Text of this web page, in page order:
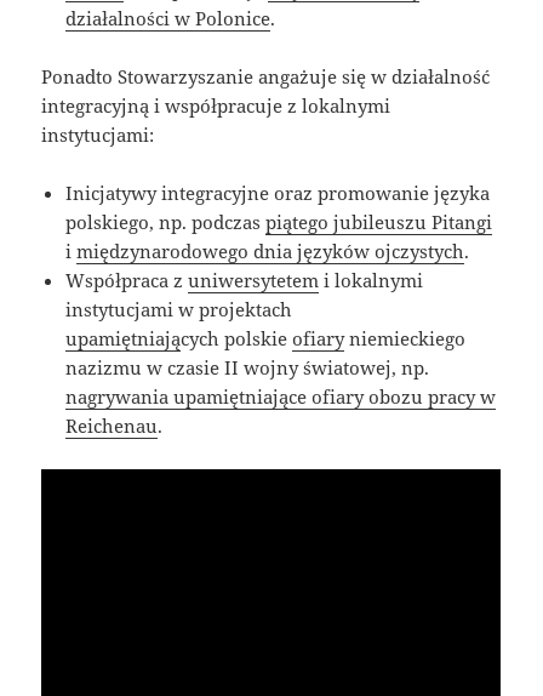
działalności w Polonice.
Ponadto Stowarzyszanie angażuje się w działalność
integracyjną i współpracuje z lokalnymi
instytucjami:
Inicjatywy integracyjne oraz promowanie języka
polskiego, np. podczaspiątego jubileuszu Pitangi
imiędzynarodowego dnia języków ojczystych.
Współpraca zuniwersytetem i lokalnymi
instytucjami w projektach
upamiętniających polskieofiaryniemieckiego
nazizmu w czasie II wojny światowej, np.
nagrywania upamiętniające ofiary obozu pracy w
Reichenau.